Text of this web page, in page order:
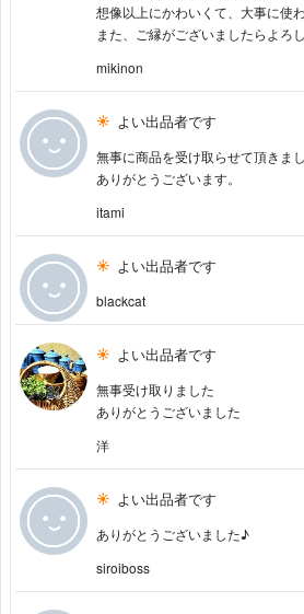
想像以上にかわいくて、大事に使
また、ご縁がございましたらよろ
mikinon
よい出品者です
無事に商品を受け取らせて頂きまし
ありがとうございます。
itami
よい出品者です
blackcat
よい出品者です
無事受け取りました
ありがとうございました
洋
よい出品者です
ありがとうございました♪
siroiboss